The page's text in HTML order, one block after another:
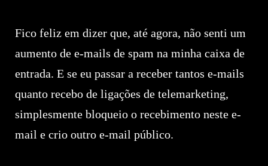
Fico feliz em dizer que, até agora, não senti um
aumento de e-mails de spam na minha caixa de
entrada. E se eu passar a receber tantos e-mails
quanto recebo de ligações de telemarketing,
simplesmente bloqueio o recebimento neste e-
mail e crio outro e-mail público.